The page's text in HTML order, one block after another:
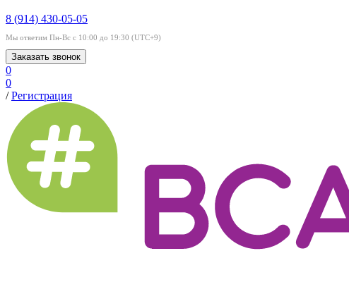
8 (914) 430-05-05
Мы ответим Пн-Вс с 10:00 до 19:30 (UTC+9)
Заказать звонок
0
0
/ Регистрация